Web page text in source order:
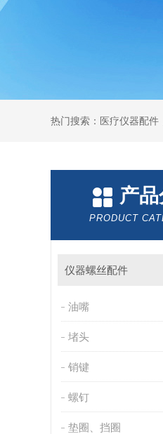
热门搜索：医疗仪器配
产
PRODUCT
仪器螺丝配件
油嘴
堵头
销键
螺钉
垫圈、挡圈